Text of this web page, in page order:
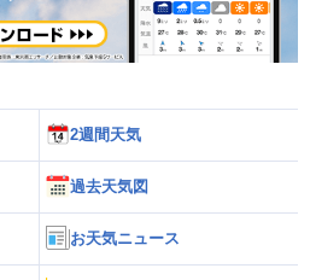
2週間天気
過去天気図
お天気ニュース